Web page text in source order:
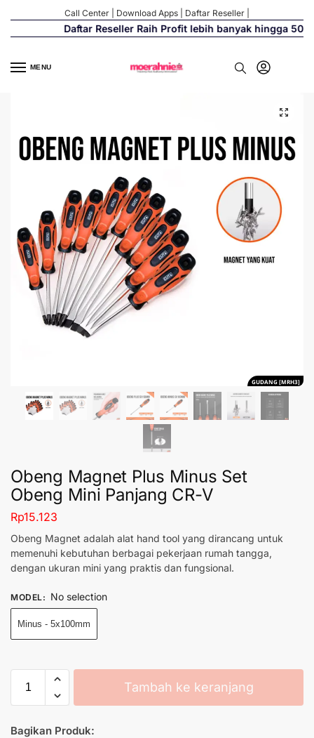
Call Center Download Apps Daftar Reseller
Daftar Reseller Raih Profit lebih banyak hingga 500%
MENU
GUDANG [MRH3]
Obeng Magnet Plus Minus Set
Obeng Mini Panjang CR-V
Rp15.123
Obeng Magnet adalah alat hand tool yang dirancang untuk
memenuhi kebutuhan berbagai pekerjaan rumah tangga,
dengan ukuran mini yang praktis dan fungsional.
MODEL : No selection
Minus - 5x100mm
Tambah ke keranjang
Bagikan Produk: